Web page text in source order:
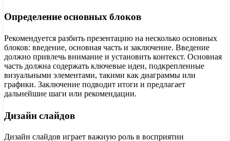
Определение основных блоков
Рекомендуется разбить презентацию на несколько основных
блоков: введение, основная часть и заключение. Введение
должно привлечь внимание и установить контекст. Основная
часть должна содержать ключевые идеи, подкрепленные
визуальными элементами, такими как диаграммы или
графики. Заключение подводит итоги и предлагает
дальнейшие шаги или рекомендации.
Дизайн слайдов
Дизайн слайдов играет важную роль в восприятии